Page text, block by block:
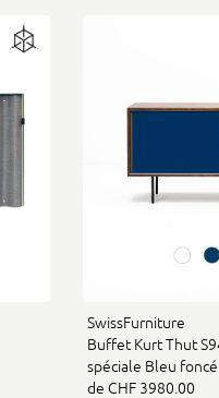
SwissFurniture
Buffet Kurt Thut
spéciale Bleu foncé
de CHF 3980.00